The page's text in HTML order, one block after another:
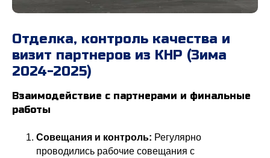
Отделка, контроль качества и
визит партнеров из КНР (Зима
2024-2025)
Взаимодействие с партнерами и финальные
работы
Совещания и контроль: Регулярно
проводились рабочие совещания с